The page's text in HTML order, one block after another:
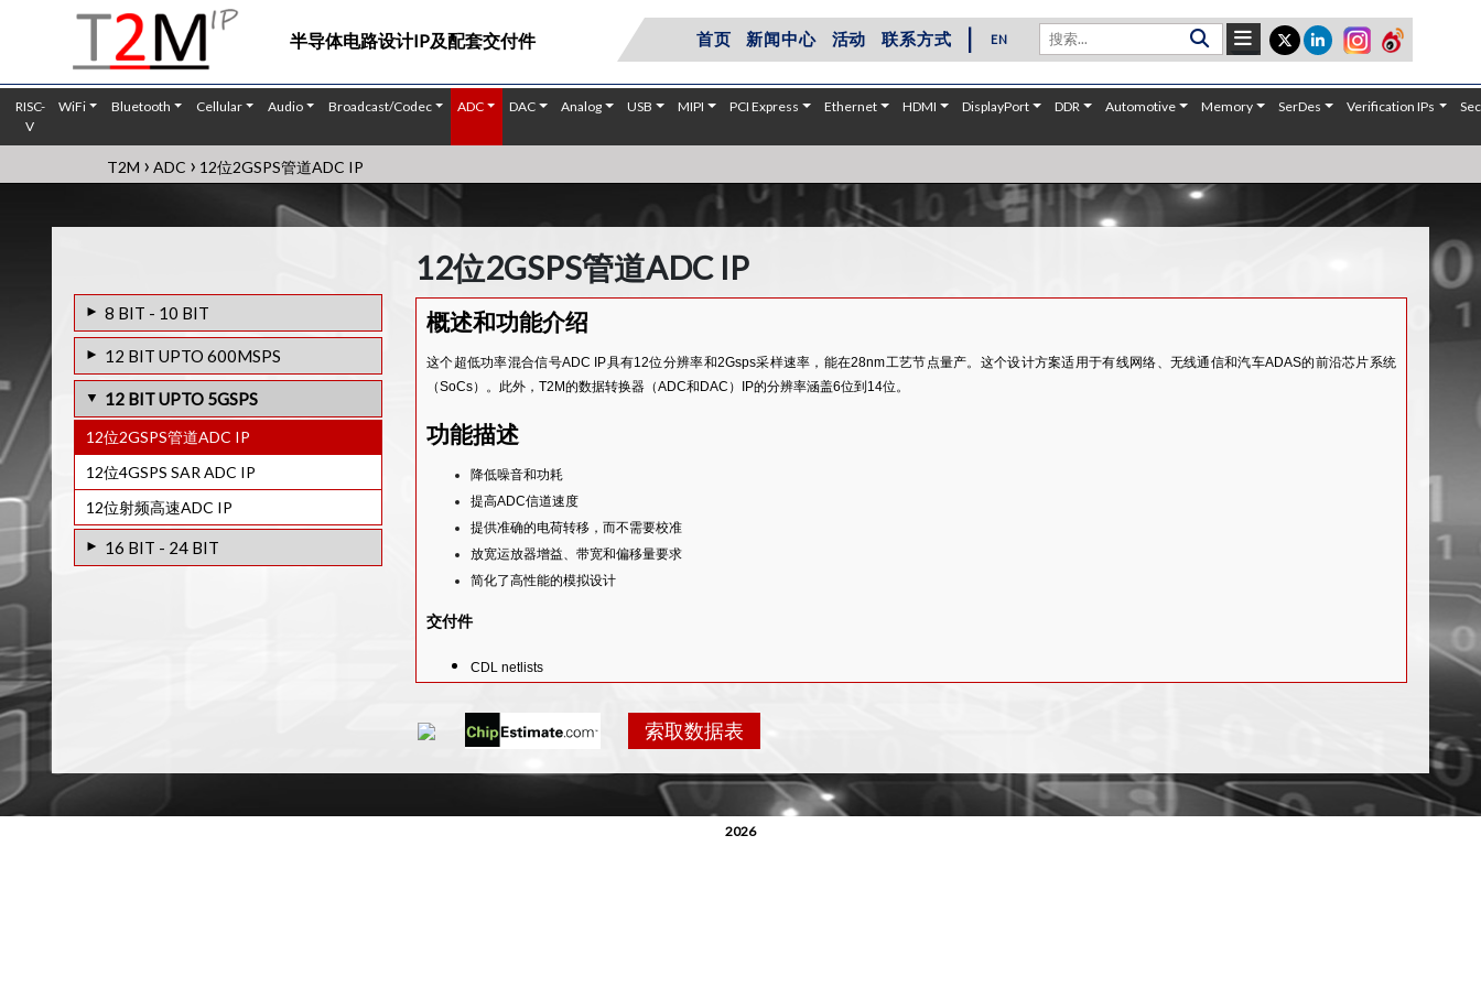
半导体电路设计IP及配套交付件 首页 新闻中心 活动 联系方式 | EN
RISC-
V
WiFi Bluetooth Cellular Audio Broadcast/Codec ADC DAC Analog USB MIPI PCI Express Ethernet HDMI DisplayPort DDR Automotive Memory SerDes Verification IPs
T2M › ADC › 12位2GSPS管道ADC IP
8 BIT - 10 BIT
10位3MSPS低功耗SAR ADC IP
10b-160MHz ADC (802.11 AC AFE) IP
12-Bit 5Msps Low Power ADC IP Core
9位3MSPS低功耗SAR ADC IP
10位100KSPS SAR ADC IP
12 BIT UPTO 600MSPS
12B, 640MSPS DUAL CHANNEL ADC IP
CORE
双12位80MSPS ADC IP
12位200MSPS PIPELINE ADC IP
12位320MSPS PIPELINE ADC IP
12位160MSPS ULP SAR片ADC IP
12位5MSPS SAR ADC IP
12 BIT UPTO 5GSPS
12位2GSPS管道ADC IP
12位4GSPS SAR ADC IP
12位射频高速ADC IP
16 BIT - 24 BIT
14BIT 3.2GSPS SIGMA DELTA ADC IP
12位2GSPS管道ADC IP
概述和功能介绍
这个超低功率混合信号ADC IP具有12位分辨率和2Gsps采样速率，能在28nm工艺节点量产。这个设计方案适用于有线网络、无线通信和汽车ADAS的前沿芯片系统
（SoCs）。此外，T2M的数据转换器（ADC和DAC）IP的分辨率涵盖6位到14位。
功能描述
降低噪音和功耗
提高ADC信道速度
提供准确的电荷转移，而不需要校准
放宽运放器增益、带宽和偏移量要求
简化了高性能的模拟设计
交付件
CDL netlists
Verilog语言的交付件
完整的数据表
索取数据表
2026